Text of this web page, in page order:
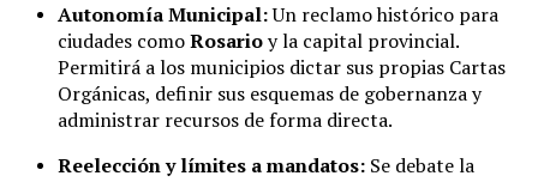
Autonomía Municipal:Un reclamo histórico para
ciudades comoRosarioy la capital provincial.
Permitirá a los municipios dictar sus propias Cartas
Orgánicas, definir sus esquemas de gobernanza y
administrar recursos de forma directa.
Reelección y límites a mandatos: Se debate la